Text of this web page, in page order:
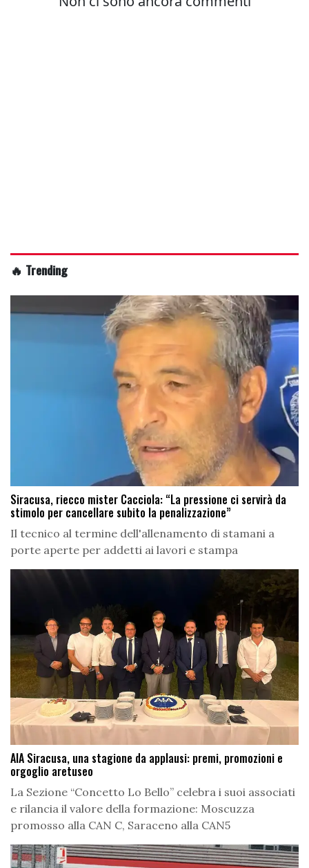
🔥 Trending
Siracusa, riecco mister Cacciola: “La pressione ci servirà da
stimolo per cancellare subito la penalizzazione”
Il tecnico al termine dell'allenamento di stamani a
porte aperte per addetti ai lavori e stampa
AIA Siracusa, una stagione da applausi: premi, promozioni e
orgoglio aretuseo
La Sezione “Concetto Lo Bello” celebra i suoi associati
e rilancia il valore della formazione: Moscuzza
promosso alla CAN C, Saraceno alla CAN5